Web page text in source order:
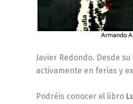
Javier Redondo. Desde
activamente en ferias y
Podréis conocer el libro